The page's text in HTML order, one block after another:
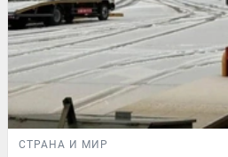
СТРАНА И МИР